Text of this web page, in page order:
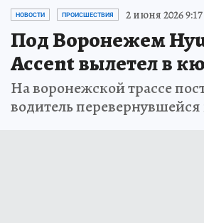
НОВОСТИ ПРОИСШЕСТВИЯ 2 июня 2026 9:17
Под Воронежем
Accent вылетел в
На воронежской трассе
водитель